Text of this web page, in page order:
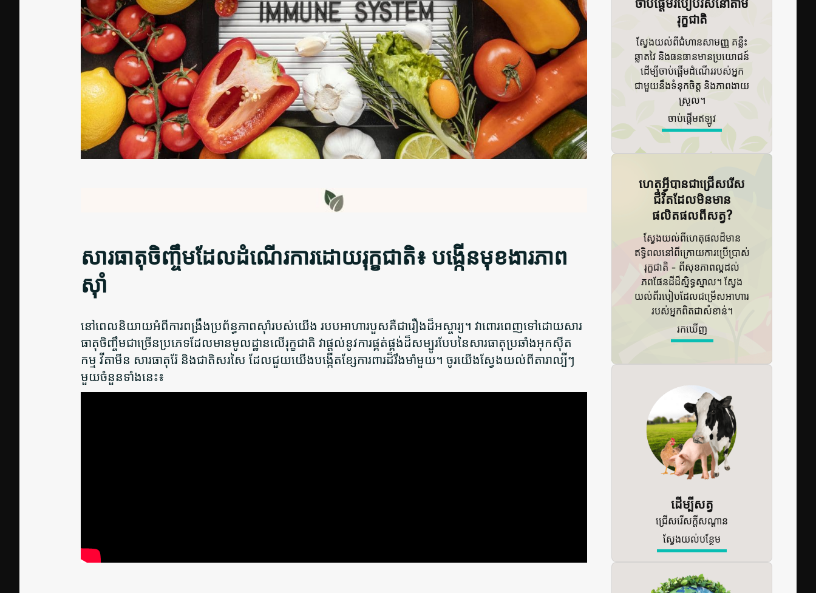
សារធាតុចិញ្ចឹមដែលដំណើរការដោយរុក្ខជាតិ៖ បង្កើនមុខងារភាព
ស៊ាំ
នៅពេលនិយាយអំពីការពង្រឹងប្រព័ន្ធភាពស៊ាំរបស់យើង របបអាហារបួសគឺជារឿងដ៏អស្ចារ្យ។ វាពោរពេញទៅដោយសារ
ធាតុចិញ្ចឹមជាច្រើនប្រភេទដែលមានមូលដ្ឋានលើរុក្ខជាតិ វាផ្តល់នូវការផ្គត់ផ្គង់ដ៏សម្បូរបែបនៃសារធាតុប្រឆាំងអុកស៊ីត
កម្ម វីតាមីន សារធាតុរ៉ែ និងជាតិសរសៃ ដែលជួយយើងបង្កើតខ្សែការពារដ៏រឹងមាំមួយ។ ចូរយើងស្វែងយល់ពីតារាល្បីៗ
មួយចំនួនទាំងនេះ៖
រុក្ខជាតិ
ស្វែងយល់ពីជំហានសាមញ្ញ គន្លឹះ
ឆ្លាតវៃ និងធនធានមានប្រយោជន៍
ដើម្បីចាប់ផ្តើមដំណើររបស់អ្នក
ជាមួយនឹងទំនុកចិត្ត និងភាពងាយ
ស្រួល។
ចាប់ផ្តើម​ឥឡូវ
ហេតុអ្វីបានជា​ជ្រើសរើស​
ជីវិត​ដែល​មិន​មាន​
ផលិតផល​ពី​សត្វ?
ស្វែងយល់ពីហេតុផលដ៏មាន
ឥទ្ធិពលនៅពីក្រោយការប្រើប្រាស់
រុក្ខជាតិ - ពីសុខភាពល្អដល់
ភពផែនដីដ៏ស្និទ្ធស្នាល។ ស្វែង
យល់ពីរបៀបដែលជម្រើសអាហារ
របស់អ្នកពិតជាសំខាន់។
រក​ឃើញ
ដើម្បីសត្វ
ជ្រើសរើសក្តីសណ្តាន
ស្វែងយល់បន្ថែម